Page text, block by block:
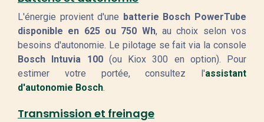
L'énergie provient d'une batterie Bosch PowerTube
disponible en 625 ou 750 Wh, au choix selon vos
besoins d'autonomie. Le pilotage se fait via la console
Bosch Intuvia 100(ou Kiox 300 en option). Pour
estimer votre portée, consultez l'assistant
d'autonomie Bosch.
Transmission et freinage